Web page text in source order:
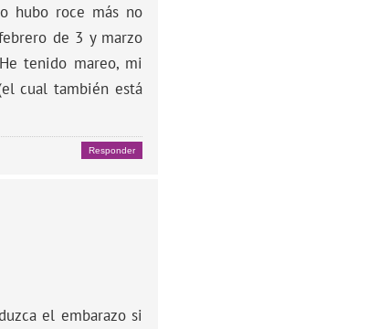
hubo roce más no
de 3 y marzo
tenido mareo, mi
cual también está
Responder
el embarazo si